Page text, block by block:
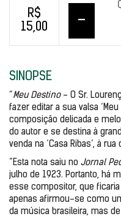
R$
15,00
–
SINOPSE
Meu Destino - O Sr.
fazer editar a sua valsa
composição delicada e
do autor e se destina à
venda na ‘Casa Ribas’, à
”Esta nota saiu no Jornal
julho de 1923. Portanto, há
esse compositor, que
apenas afirmou-se como
da música brasileira, mas